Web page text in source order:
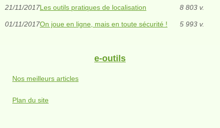
21/11/2017Les outils pratiques de localisation 8 803 v.
01/11/2017On joue en ligne, mais en toute sécurité ! 5 993 v.
e-outils
Nos meilleurs articles
Plan du site